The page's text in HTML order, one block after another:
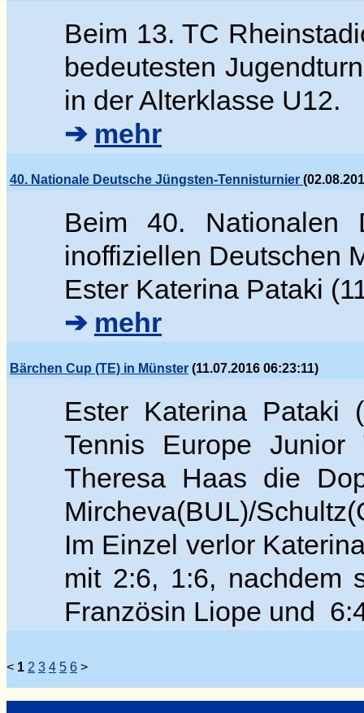
Beim 13. TC
bedeutesten
in der Alterklasse U12.
➔ mehr
40. Nationale Deutsche Jüngsten-Tennisturnier
Beim 40. Nationalen
inoffiziellen Deutschen
Ester Katerina Pataki
➔ mehr
Bärchen Cup (TE) in Münster (11.07.2016 06:23:11)
Ester Katerina Pataki
Tennis Europe
Theresa Haas die
Mircheva(BUL)/
Im Einzel verlor
mit 2:6, 1:6, nachdem
Französin Liope und
< 1 2 3 4 5 6 >